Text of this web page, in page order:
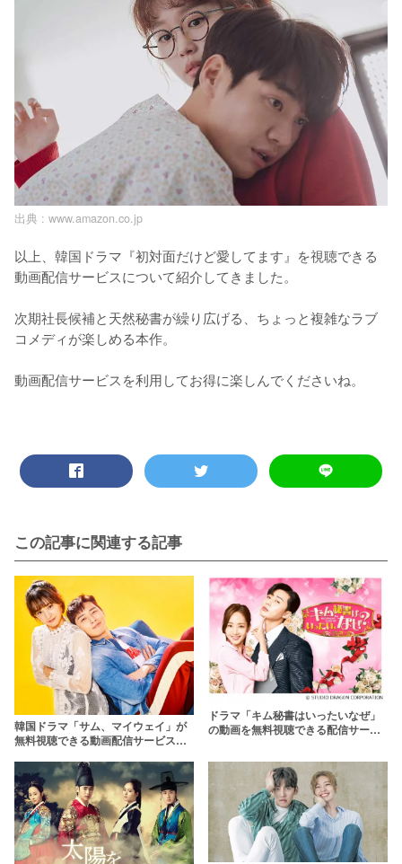
出典 : www.amazon.co.jp
以上、韓国ドラマ『初対面だけど愛してます』を視聴できる
動画配信サービスについて紹介してきました。
次期社長候補と天然秘書が繰り広げる、ちょっと複雑なラブ
コメディが楽しめる本作。
動画配信サービスを利用してお得に楽しんでくださいね。
この記事に関連する記事
韓国ドラマ「サム、マイウェイ」が
無料視聴できる動画配信サービス
ドラマ「キム秘書はいったいなぜ」
の動画を無料視聴できる配信サービ